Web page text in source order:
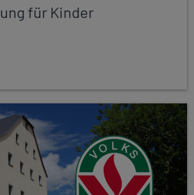
für Kinder